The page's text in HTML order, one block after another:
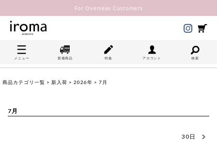
For Overseas Customers
メニュー 新着商品 特集 アカウント 検索
商品カテゴリ一覧 > 新入荷 > 2026年 > 7月
7月
30日